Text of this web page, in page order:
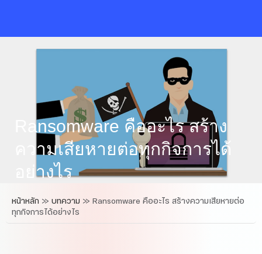
Ransomware คืออะไร สร้าง
ความเสียหายต่อทุกกิจการได้
อย่างไร
หน้าหลัก » บทความ » Ransomware คืออะไร สร้างความเสียหายต่อ
ทุกกิจการได้อย่างไร